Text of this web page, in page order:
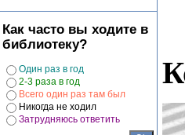
Как часто вы ходите в
библиотеку?
Один раз в год
2-3 раза в год
Всего один раз там был
Никогда не ходил
Затрудняюсь ответить